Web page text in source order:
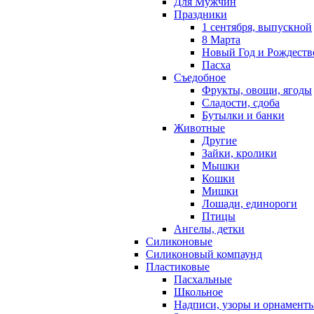
Праздники
1 сентября, выпускной
8 Марта
Новый Год и
Пасха
Съедобное
Фрукты, овощи, ягоды
Сладости, сдоба
Бутылки и банки
Животные
Другие
Зайки, кролики
Мышки
Кошки
Мишки
Лошади, единороги
Птицы
Ангелы, детки
Силиконовые
Силиконовый компаунд
Пластиковые
Пасхальные
Школьное
Надписи, узоры и